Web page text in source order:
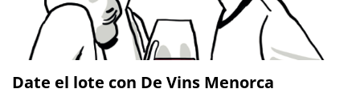
Date el lote con De Vins Menorca